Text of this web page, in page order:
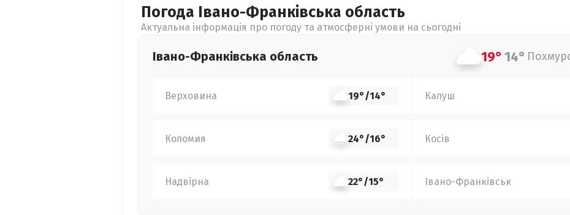
Погода Івано-Франківська область
Актуальна інформація про погоду та атмосферні умови на сьогодні
Івано-Франківська область 19° 14°
Верховина 19°/14° Калуш
Коломия 24°/16° Косів
Надвірна 22°/15° Івано-Франківськ